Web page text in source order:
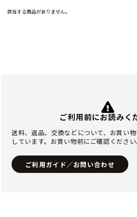
該当する商品がありません。
ご利用前にお読みく
送料、返品、交換などについて、お買い
しています。お買い物前にご確認ください
ご利用ガイド／お問い合わせ